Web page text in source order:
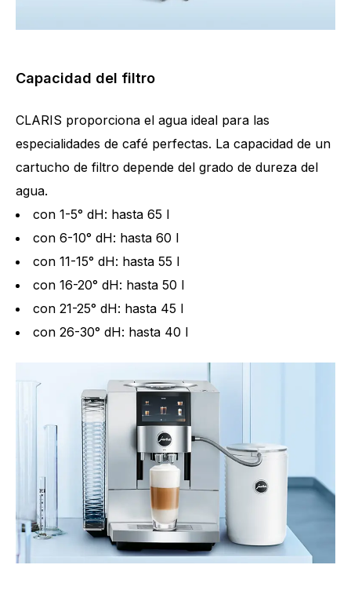
Capacidad del filtro
CLARIS proporciona el agua ideal para las
especialidades de café perfectas. La capacidad de un
cartucho de filtro depende del grado de dureza del
agua.
con 1-5° dH: hasta 65 l
con 6-10° dH: hasta 60 l
con 11-15° dH: hasta 55 l
con 16-20° dH: hasta 50 l
con 21-25° dH: hasta 45 l
con 26-30° dH: hasta 40 l